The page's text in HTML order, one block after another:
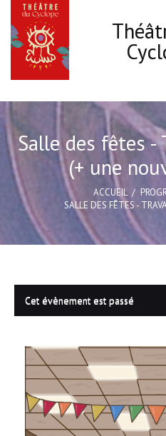
Salle des fêtes -
(+ une
ACCUEIL
SALLE DES FÊTES -
Accueil
Le Cyclope
Programmation
Infos pratiques
Les ateliers
Carte cadeau
Actions
Cet évènement est passé